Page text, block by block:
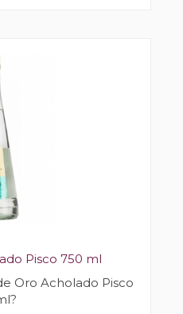
Pisco 750 ml
Oro Acholado Pisco